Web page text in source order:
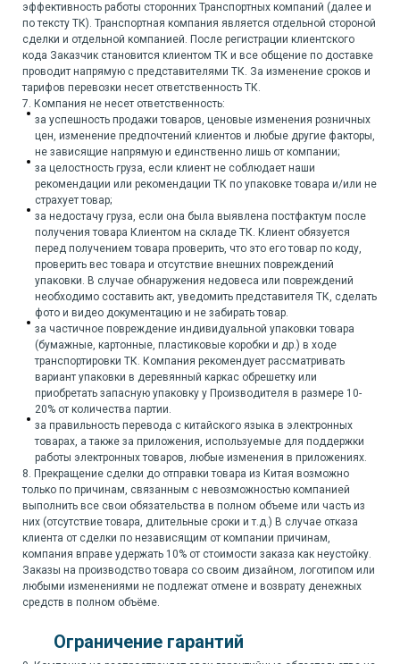
эффективность работы сторонних Транспортных компаний (далее и
по тексту ТК). Транспортная компания является отдельной стороной
сделки и отдельной компанией. После регистрации клиентского
кода Заказчик становится клиентом ТК и все общение по доставке
проводит напрямую с представителями ТК. За изменение сроков и
тарифов перевозки несет ответственность ТК.
7. Компания не несет ответственность:
за успешность продажи товаров, ценовые изменения розничных
цен, изменение предпочтений клиентов и любые другие факторы,
не зависящие напрямую и единственно лишь от компании;
за целостность груза, если клиент не соблюдает наши
рекомендации или рекомендации ТК по упаковке товара и/или не
страхует товар;
за недостачу груза, если она была выявлена постфактум после
получения товара Клиентом на складе ТК. Клиент обязуется
перед получением товара проверить, что это его товар по коду,
проверить вес товара и отсутствие внешних повреждений
упаковки. В случае обнаружения недовеса или повреждений
необходимо составить акт, уведомить представителя ТК, сделать
фото и видео документацию и не забирать товар.
за частичное повреждение индивидуальной упаковки товара
(бумажные, картонные, пластиковые коробки и др.) в ходе
транспортировки ТК. Компания рекомендует рассматривать
вариант упаковки в деревянный каркас обрешетку или
приобретать запасную упаковку у Производителя в размере 10-
20% от количества партии.
за правильность перевода с китайского языка в электронных
товарах, а также за приложения, используемые для поддержки
работы электронных товаров, любые изменения в приложениях.
8. Прекращение сделки до отправки товара из Китая возможно
только по причинам, связанным с невозможностью компанией
выполнить все свои обязательства в полном объеме или часть из
них (отсутствие товара, длительные сроки и т.д.) В случае отказа
клиента от сделки по независящим от компании причинам,
компания вправе удержать 10% от стоимости заказа как неустойку.
Заказы на производство товара со своим дизайном, логотипом или
любыми изменениями не подлежат отмене и возврату денежных
средств в полном объёме.
Ограничение гарантий